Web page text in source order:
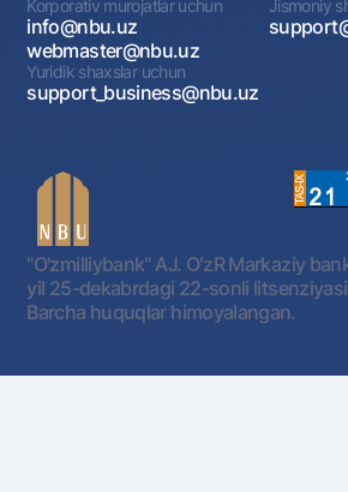
Korporativ murojatlar uchun
info@nbu.uz
webmaster@nbu.uz
Jismoniy
Yuridik shaxslar uchun
support_business@nbu.uz
"O'zmilliybank" AJ. OʻzR Markaziy
yil 25-dekabrdagi 22-sonli
Barcha huquqlar himoyalangan.